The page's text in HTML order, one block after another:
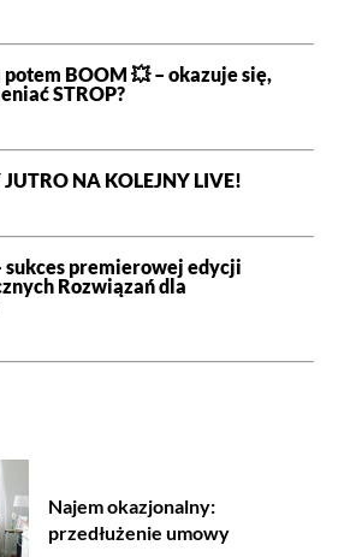
potem BOOM 💥 – okazuje się,
STROP?
NA KOLEJNY LIVE!
sukces premierowej edycji
Rozwiązań dla
Najem okazjonalny:
przedłużenie umowy